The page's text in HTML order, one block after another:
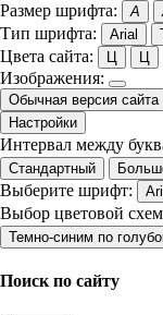
Размер шрифта: A
Тип шрифта: Arial
Цвета сайта: Ц Ц
Изображения:
Обычная версия сайта
Настройки
Интервал между
Стандартный
Выберите шрифт:
Выбор цветовой
Темно-синим по
Поиск по сайту